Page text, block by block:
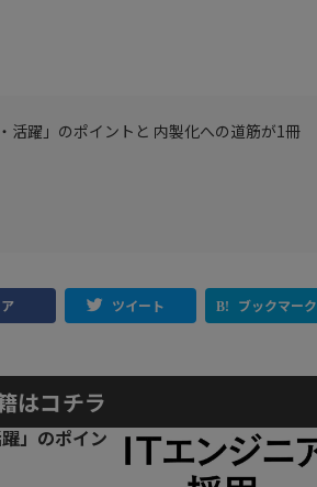
活躍」のポイントと 内製化への道筋が1冊
ツイート ブックマーク
はコチラ
」のポイン